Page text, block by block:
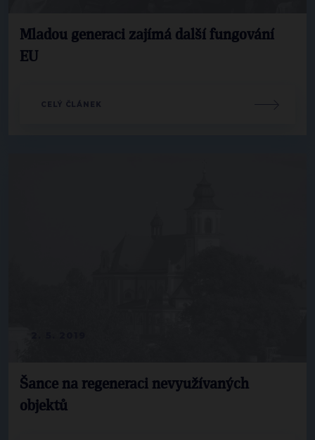
Mladou generaci zajímá další fungování
EU
CELÝ ČLÁNEK
Šance na regeneraci nevyužívaných
objektů